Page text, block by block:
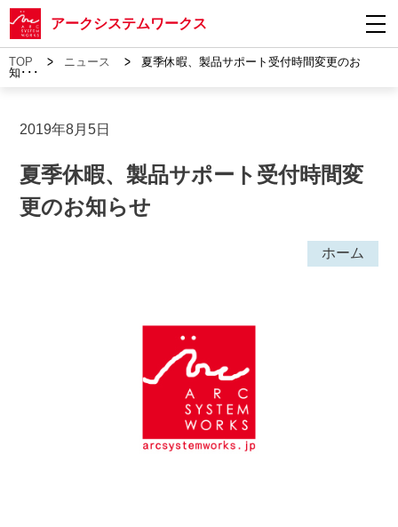
アークシステムワークス
TOP > ニュース >
夏季休暇、製品サポート受付時間変更のお
知･･･
2019年8月5日
夏季休暇、製品サポート受付時間変
更のお知らせ
ホーム